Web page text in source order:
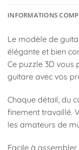
INFORMATIONS
Le modèle de
élégante et bien
Ce puzzle 3D
guitare avec vos
Chaque détail, du
finement travaillé.
les amateurs de
Facile à